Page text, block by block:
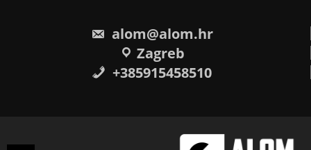
alom@alom.hr
Zagreb
+385915458510